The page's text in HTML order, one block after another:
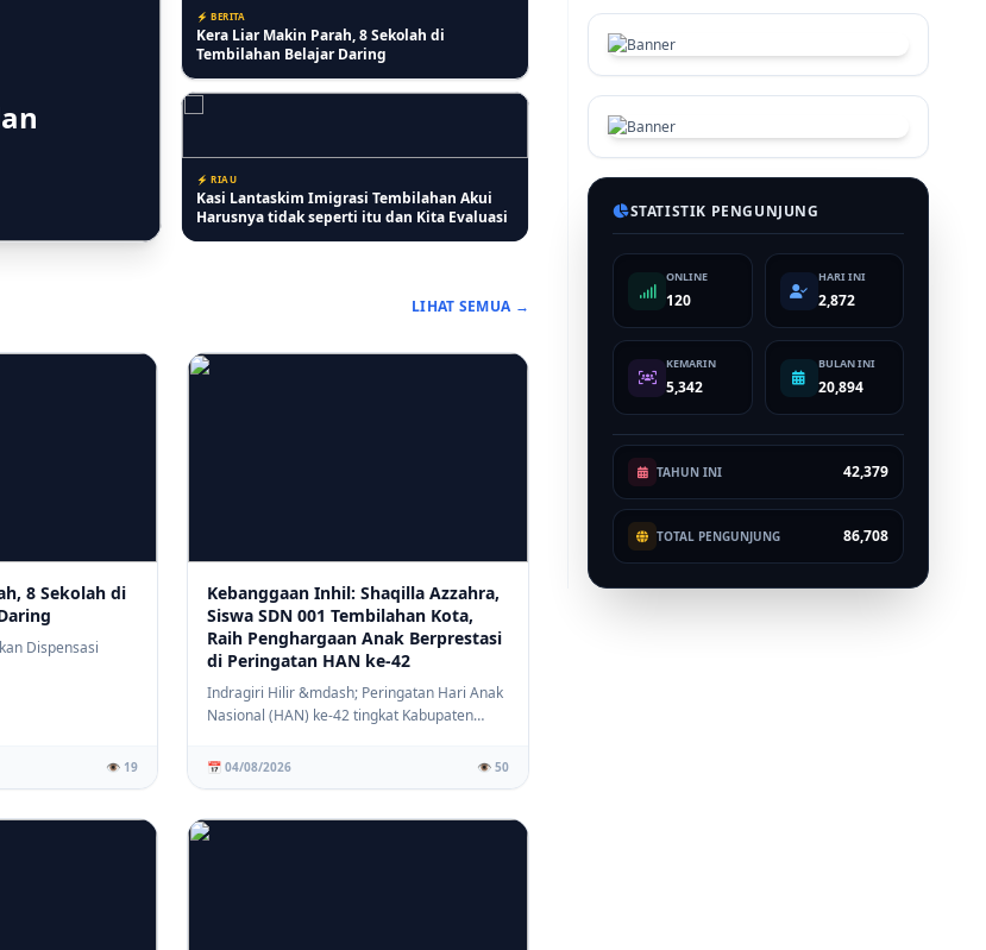
⚡ BERITA
Kera Liar Makin Parah, 8 Sekolah di
Tembilahan Belajar Daring
⚡ RIAU
Kasi Lantaskim Imigrasi Tembilahan Akui
Harusnya tidak seperti itu dan Kita Evaluasi
LIHAT SEMUA →
8 Sekolah di
Dispensasi
👁️ 19
Kebanggaan Inhil: Shaqilla Azzahra,
Siswa SDN 001 Tembilahan Kota,
Raih Penghargaan Anak Berprestasi
di Peringatan HAN ke-42
Indragiri Hilir &mdash; Peringatan Hari Anak
Nasional (HAN) ke-42 tingkat Kabupaten
📅 04/08/2026 👁️ 50
STATISTIK PENGUNJUNG
ONLINE
120
HARI INI
2,872
KEMARIN
5,342
BULAN INI
20,894
TAHUN INI 42,379
TOTAL PENGUNJUNG 86,708